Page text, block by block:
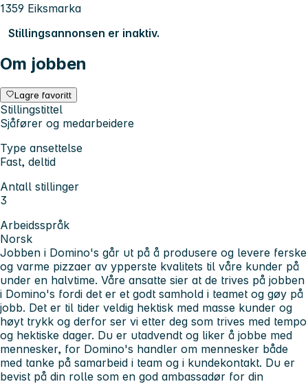
1359 Eiksmarka
Stillingsannonsen er inaktiv.
Om jobben
Lagre favoritt
Stillingstittel
Sjåfører og medarbeidere
Type ansettelse
Fast, deltid
Antall stillinger
3
Arbeidsspråk
Norsk
Jobben i Domino's går ut på å produsere og levere ferske
og varme pizzaer av ypperste kvalitets til våre kunder på
under en halvtime. Våre ansatte sier at de trives på jobben
i Domino's fordi det er et godt samhold i teamet og gøy på
jobb. Det er til tider veldig hektisk med masse kunder og
høyt trykk og derfor ser vi etter deg som trives med tempo
og hektiske dager. Du er utadvendt og liker å jobbe med
mennesker, for Domino's handler om mennesker både
med tanke på samarbeid i team og i kundekontakt. Du er
bevist på din rolle som en god ambassadør for din